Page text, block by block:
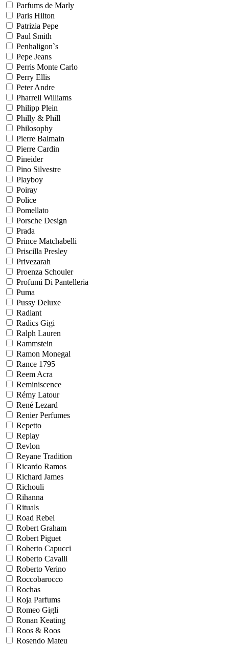
Parfums de Marly
Paris Hilton
Patrizia Pepe
Paul Smith
Penhaligon`s
Pepe Jeans
Perris Monte Carlo
Perry Ellis
Peter Andre
Pharrell Williams
Philipp Plein
Philly & Phill
Philosophy
Pierre Balmain
Pierre Cardin
Pineider
Pino Silvestre
Playboy
Poiray
Police
Pomellato
Porsche Design
Prada
Prince Matchabelli
Priscilla Presley
Privezarah
Proenza Schouler
Profumi Di Pantelleria
Puma
Pussy Deluxe
Radiant
Radics Gigi
Ralph Lauren
Rammstein
Ramon Monegal
Rance 1795
Reem Acra
Reminiscence
Rémy Latour
René Lezard
Renier Perfumes
Repetto
Replay
Revlon
Reyane Tradition
Ricardo Ramos
Richard James
Richouli
Rihanna
Rituals
Road Rebel
Robert Graham
Robert Piguet
Roberto Capucci
Roberto Cavalli
Roberto Verino
Roccobarocco
Rochas
Roja Parfums
Romeo Gigli
Ronan Keating
Roos & Roos
Rosendo Mateu